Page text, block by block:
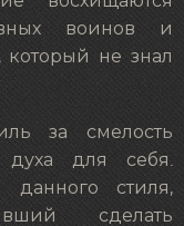
воинов и
который не знал
за смелость
духа для себя.
стиля,
сделать